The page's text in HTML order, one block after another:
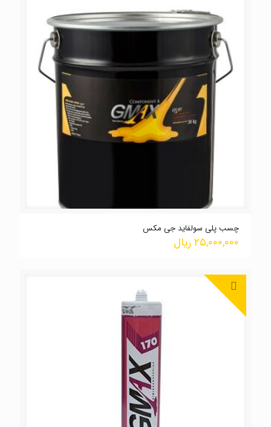
چسب پلی سولفاید جی مکس
۲۵,۰۰۰,۰۰۰ریال